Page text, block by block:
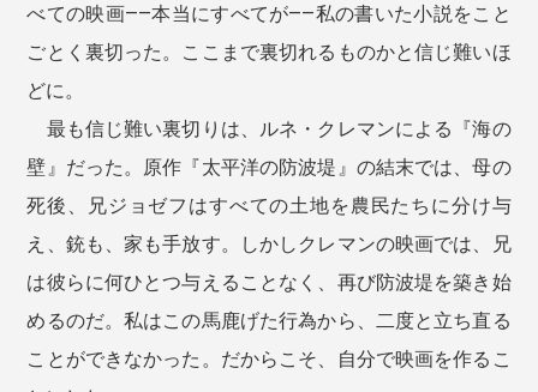
べての映画――本当にすべてが――私の書いた小説をこと
ごとく裏切った。ここまで裏切れるものかと信じ難いほ
どに。
最も信じ難い裏切りは、ルネ・クレマンによる『海の
壁』だった。原作『太平洋の防波堤』の結末では、母の
死後、兄ジョゼフはすべての土地を農民たちに分け与
え、銃も、家も手放す。しかしクレマンの映画では、兄
は彼らに何ひとつ与えることなく、再び防波堤を築き始
めるのだ。私はこの馬鹿げた行為から、二度と立ち直る
ことができなかった。だからこそ、自分で映画を作るこ